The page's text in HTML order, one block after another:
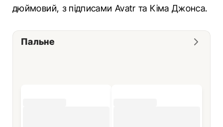
дюймовий, з підписами Avatr та Кіма Джонса.
Пальне